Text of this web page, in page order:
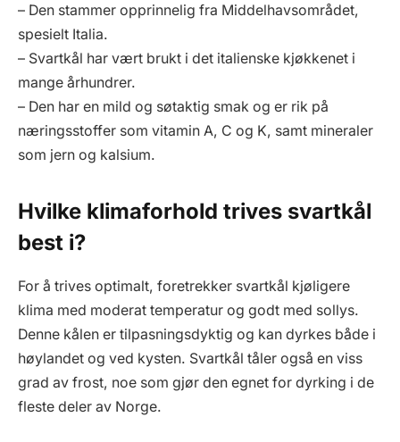
– Den stammer opprinnelig fra Middelhavsområdet,
spesielt Italia.
– Svartkål har vært brukt i det italienske kjøkkenet i
mange århundrer.
– Den har en mild og søtaktig smak og er rik på
næringsstoffer som vitamin A, C og K, samt mineraler
som jern og kalsium.
Hvilke klimaforhold trives svartkål
best i?
For å trives optimalt, foretrekker svartkål kjøligere
klima med moderat temperatur og godt med sollys.
Denne kålen er tilpasningsdyktig og kan dyrkes både i
høylandet og ved kysten. Svartkål tåler også en viss
grad av frost, noe som gjør den egnet for dyrking i de
fleste deler av Norge.